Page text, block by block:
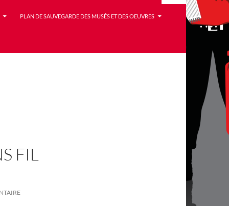
PLAN DE SAUVEGARDE DES MUSÉS ET DES OEUVRES
FIL